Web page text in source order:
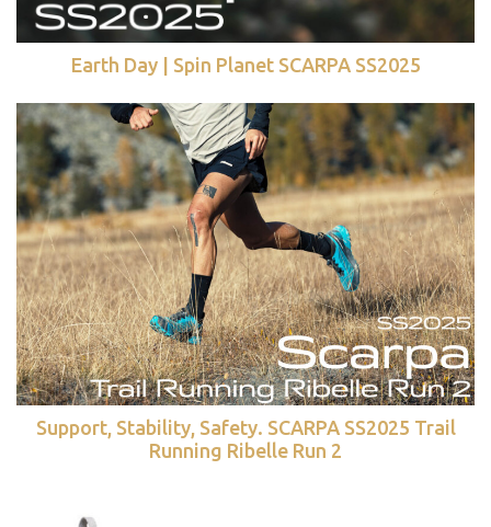
Earth Day | Spin Planet SCARPA SS2025
Support, Stability, Safety. SCARPA SS2025 Trail
Running Ribelle Run 2